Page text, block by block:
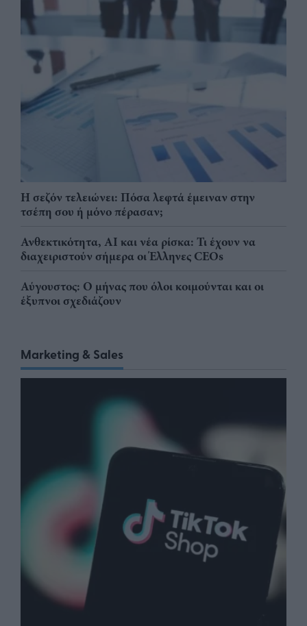
Η σεζόν τελειώνει: Πόσα λεφτά έμειναν στην
τσέπη σου ή μόνο πέρασαν;
Ανθεκτικότητα, AI και νέα ρίσκα: Τι έχουν να
διαχειριστούν σήμερα οι Έλληνες CEOs
Αύγουστος: Ο μήνας που όλοι κοιμούνται και οι
έξυπνοι σχεδιάζουν
Marketing & Sales